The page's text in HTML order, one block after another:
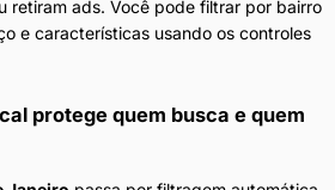
retiram ads. Você pode filtrar por bairro
e características usando os controles
protege quem busca e quem